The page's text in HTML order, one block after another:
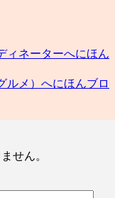
にほん
にほんブロ
せん。